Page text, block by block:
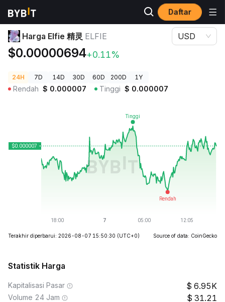
Daftar
Harga Kripto
Harga Elfie 精灵 ELFIE
$0.00000694+0.11%
USD
24H 7D 14D 30D 60D 200D 1Y
Rendah $ 0.000007 Tinggi $ 0.000007
Terakhir diperbarui: 2026-08-07 15:50:30 (UTC+0) Source of data: CoinGecko
Statistik Harga
Kapitalisasi Pasar 6.95K
Volume 24 Jam 31.21